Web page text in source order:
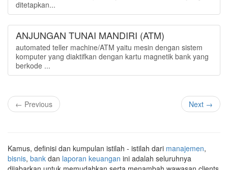
ditetapkan...
ANJUNGAN TUNAI MANDIRI (ATM)
automated teller machine/ATM yaitu mesin dengan sistem
komputer yang diaktifkan dengan kartu magnetik bank yang
berkode ...
← Previous Next →
Kamus, definisi dan kumpulan istilah - istilah dari manajemen,
bisnis, bank dan laporan keuangan ini adalah seluruhnya